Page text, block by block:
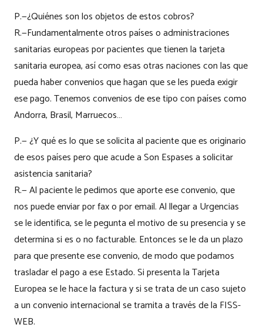
P.—¿Quiénes son los objetos de estos cobros?
R.—Fundamentalmente otros países o administraciones
sanitarias europeas por pacientes que tienen la tarjeta
sanitaria europea, así como esas otras naciones con las que
pueda haber convenios que hagan que se les pueda exigir
ese pago. Tenemos convenios de ese tipo con países como
Andorra, Brasil, Marruecos…
P.— ¿Y qué es lo que se solicita al paciente que es originario
de esos países pero que acude a Son Espases a solicitar
asistencia sanitaria?
R.— Al paciente le pedimos que aporte ese convenio, que
nos puede enviar por fax o por email. Al llegar a Urgencias
se le identifica, se le pegunta el motivo de su presencia y se
determina si es o no facturable. Entonces se le da un plazo
para que presente ese convenio, de modo que podamos
trasladar el pago a ese Estado. Si presenta la Tarjeta
Europea se le hace la factura y si se trata de un caso sujeto
a un convenio internacional se tramita a través de la FISS-
WEB.